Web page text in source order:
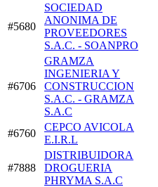
#5680
SOCIEDAD
ANONIMA DE
PROVEEDORES
S.A.C. - SOANPRO
#6706
GRAMZA
INGENIERIA Y
CONSTRUCCION
S.A.C. - GRAMZA
S.A.C
#6760
CEPCO AVICOLA
E.I.R.L
#7888
DISTRIBUIDORA
DROGUERIA
PHRYMA S.A.C